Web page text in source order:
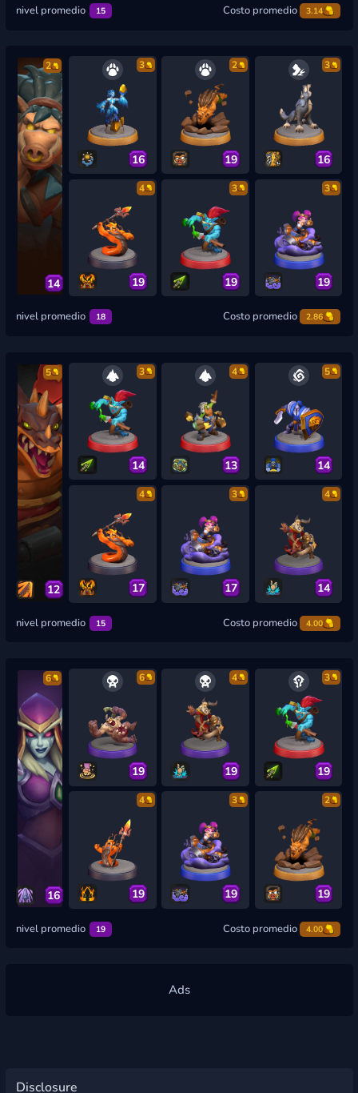
nivel promedio 15 Costo promedio 3.14
2
14
3
16
2
19
3
16
4
19
3
19
3
19
nivel promedio 18 Costo promedio 2.86
5
12
3
14
4
13
5
14
4
17
3
17
4
14
nivel promedio 15 Costo promedio 4.00
6
16
6
19
4
19
3
19
4
19
3
19
2
19
nivel promedio 19 Costo promedio 4.00
Disclosure